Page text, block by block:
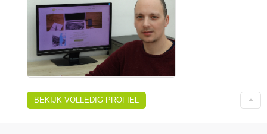
BEKIJK VOLLEDIG PROFIEL